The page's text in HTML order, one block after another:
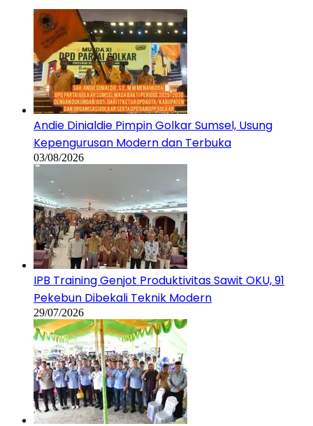
Andie Dinialdie Pimpin Golkar Sumsel, Usung
Kepengurusan Modern dan Terbuka
03/08/2026
IPB Training Genjot Produktivitas Sawit OKU, 91
Pekebun Dibekali Teknik Modern
29/07/2026